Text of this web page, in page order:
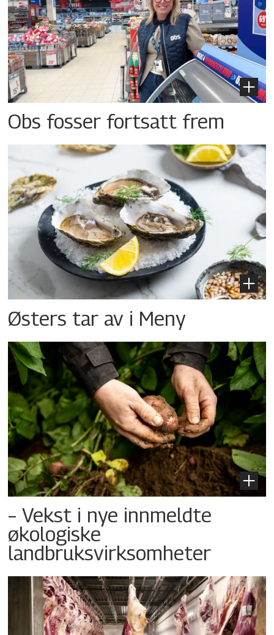
Obs fosser fortsatt frem
Østers tar av i Meny
– Vekst i nye innmeldte
økologiske
landbruksvirksomheter